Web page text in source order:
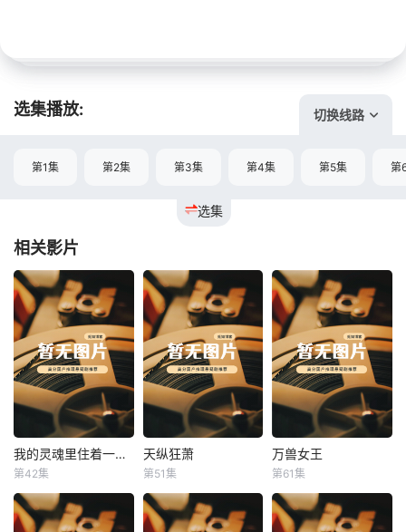
选集播放: 切换线路
选集
第1集 第2集 第3集 第4集 第5集 第
相关影片
我的灵魂里住着一条龙 我的灵魂里住着一条龙
第42集
天纵狂萧
天纵狂萧
第51集
万兽女王
万兽女王
第61集